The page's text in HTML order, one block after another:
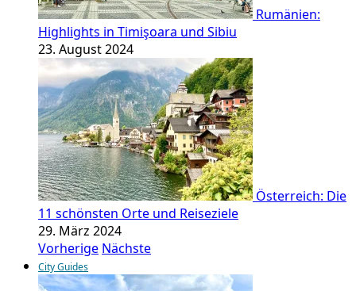
Rumänien:
Highlights in Timişoara und Sibiu
23. August 2024
Österreich: Die
11 schönsten Orte und Reiseziele
29. März 2024
Vorherige Nächste
City Guides